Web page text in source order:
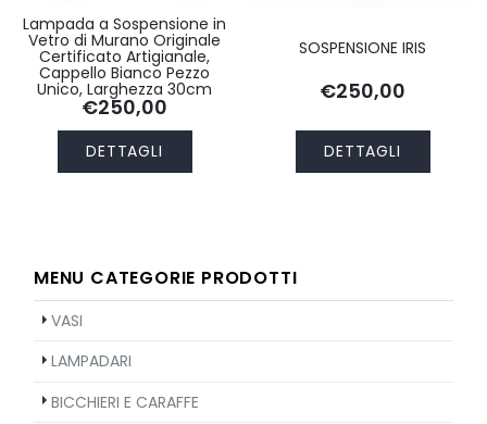
Lampada a Sospensione in
Vetro di Murano Originale
Certificato Artigianale,
Cappello Bianco Pezzo
Unico, Larghezza 30cm
€250,00
DETTAGLI
SOSPENSIONE IRIS
€250,00
DETTAGLI
MENU CATEGORIE PRODOTTI
VASI
LAMPADARI
BICCHIERI E CARAFFE